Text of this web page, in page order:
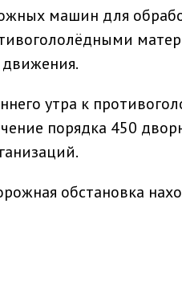
машин для
движения.
утра к
порядка 450
обстановка